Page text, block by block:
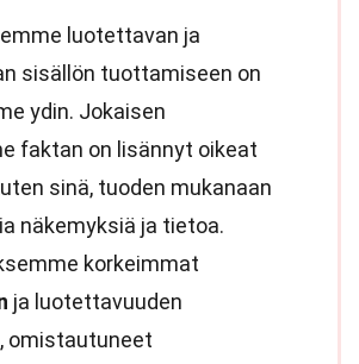
luotettavan ja
sisällön tuottamiseen on
ydin. Jokaisen
faktan on lisännyt oikeat
sinä, tuoden mukanaan
näkemyksiä ja tietoa.
korkeimmat
ja luotettavuuden
, omistautuneet